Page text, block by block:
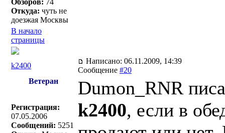
Обзоров: 74
Откуда: чуть не
доезжая Москвы
В начало
страницы
k2400
Написано: 06.11.2009, 14:39
Сообщение #20
Ветеран
Регистрация:
07.05.2006
Сообщений: 5251
Dumon_RNR
k2400, если в